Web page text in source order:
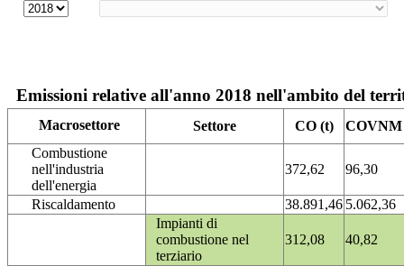
Emissioni relative all'anno 2018 nell'ambito del
Macrosettore Settore CO (t)
COVNM
Combustione
nell'industria
dell'energia
372,62 96,30
Riscaldamento 38.891,46 5.062,36
Impianti di
combustione nel
terziario
312,08 40,82